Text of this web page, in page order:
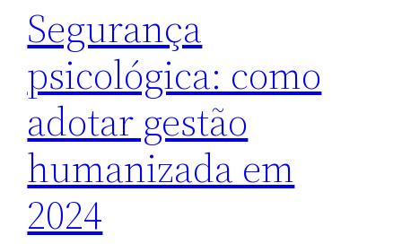
Segurança
psicológica: como
adotar gestão
humanizada em
2024